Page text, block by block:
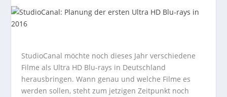
StudioCanal möchte noch dieses Jahr verschiedene
Filme als Ultra HD Blu-rays in Deutschland
herausbringen. Wann genau und welche Filme es
werden sollen, steht zum jetzigen Zeitpunkt noch